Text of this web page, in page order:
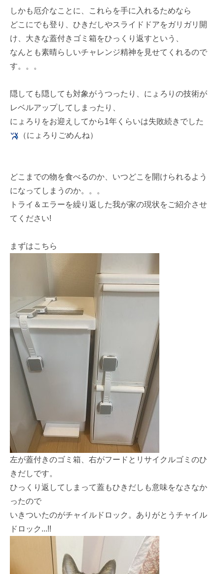
しかも厄介なことに、これらを手に入れるためなら
どこにでも登り、ひきだしやスライドドアをガリガリ開
け、大きな蓋付きゴミ箱をひっくり返すという、
なんとも素晴らしいチャレンジ精神を見せてくれるので
す。。。
隠しても隠しても対象がうつったり、にょろりの技術が
レベルアップしてしまったり、
にょろりをお迎えしてから1年くらいは失敗続きでした
（にょろりごめんね）
どこまでの物を食べるのか、いつどこを開けられるよう
になってしまうのか。。。
トライ＆エラーを繰り返した我が家の現状をご紹介させ
てください!
まずはこちら
左が蓋付きのゴミ箱、右がフードとリサイクルゴミのひ
きだしです。
ひっくり返してしまって蓋もひきだしも意味をなさなか
ったので
いきついたのがチャイルドロック。ありがとうチャイル
ドロック...!!